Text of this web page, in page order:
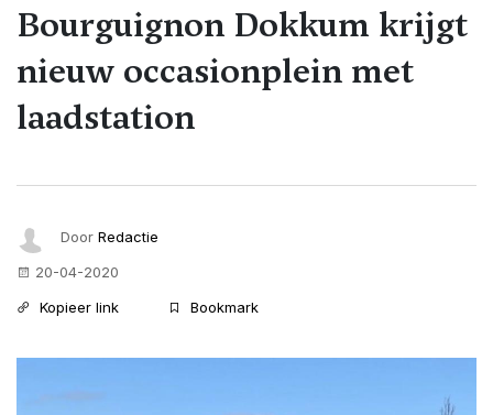
Bourguignon Dokkum krijgt
nieuw occasionplein met
laadstation
Door Redactie
20-04-2020
Kopieer link
Bookmark